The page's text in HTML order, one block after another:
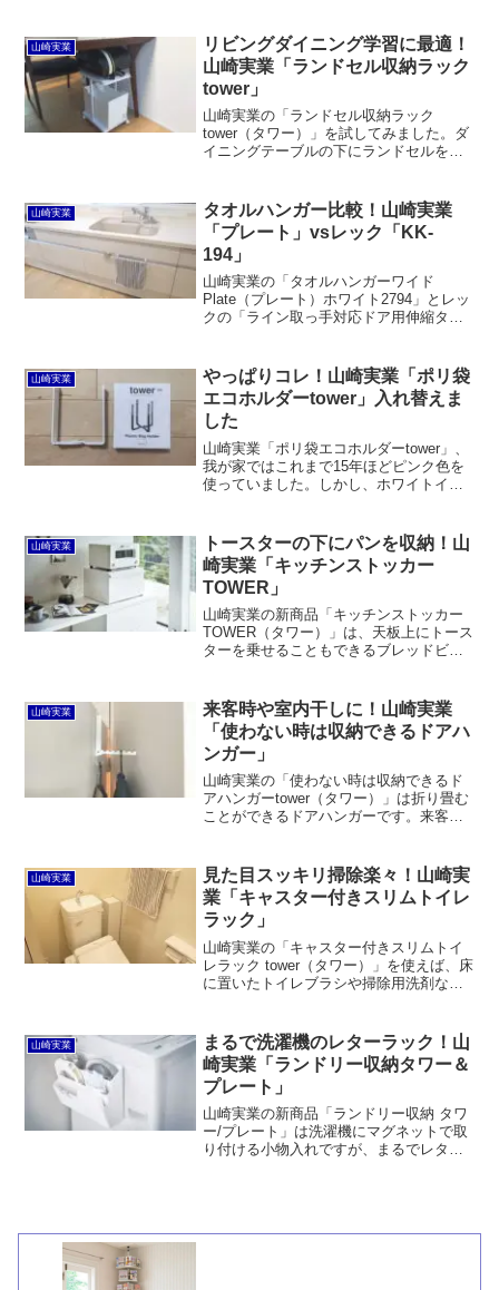
ます。「薄型テレビ上ラック スマート」
もVESA規格に対応した40型以上の薄型
テレビに取り付け可能な、テレビ上に小
物などを置くためのラックです。
山崎実業
リビングダイニング学習に最適！
山崎実業「ランドセル収納ラック
tower」
山崎実業の「ランドセル収納ラック
tower（タワー）」を試してみました。ダ
イニングテーブルの下にランドセルを収
ある場合は、ランドセルの厚みも含めて
サイズにご注意ください。
山崎実業
タオルハンガー比較！山崎実業
「プレート」vsレック「KK-
194」
山崎実業の「タオルハンガーワイド
Plate（プレート）ホワイト2794」とレッ
クの「ライン取っ手対応ドア用伸縮タオ
ものの、タオルを掛けてしまえばほとん
ど目立ちません。それよりもすぐズレる
し、扉がキズ付きそうで心配です。一方
のレックのほうはライン引手にちょうど
合うのがメリット。ただし、体が当たる
と幅が縮むのがちょっと気になるところ
です。
山崎実業
やっぱりコレ！山崎実業「ポリ袋
エコホルダーtower」入れ替えま
した
山崎実業「ポリ袋エコホルダーtower」、
我が家ではこれまで15年ほどピンク色を
使っていました。しかし、ホワイトイン
ートに違和感がなくなりました。使い勝
手はもちろん良いです。
山崎実業
トースターの下にパンを収納！山
崎実業「キッチンストッカー
TOWER」
山崎実業の新商品「キッチンストッカー
TOWER（タワー）」は、天板上にトース
ターを乗せることもできるブレッドビン
きそうです。ホワイト（4352）、ブラッ
ク（4353）に加え、「tosca（トスカ）
4376」バージョンもあります。
山崎実業
来客時や室内干しに！山崎実業
「使わない時は収納できるドアハ
ンガー」
山崎実業の「使わない時は収納できるド
アハンガーtower（タワー）」は折り畳む
ことができるドアハンガーです。来客時
長いし、デザインも質感も上々で、100均
のものとは全然違います。
山崎実業
見た目スッキリ掃除楽々！山崎実
業「キャスター付きスリムトイレ
ラック」
山崎実業の「キャスター付きスリムトイ
レラック tower（タワー）」を使えば、床
に置いたトイレブラシや掃除用洗剤など
駄に存在感が生じてしまうデメリット
も。
山崎実業
まるで洗濯機のレターラック！山
崎実業「ランドリー収納タワー＆
プレート」
山崎実業の新商品「ランドリー収納 タワ
ー/プレート」は洗濯機にマグネットで取
り付ける小物入れですが、まるでレター
の収納グッズを投入しています。